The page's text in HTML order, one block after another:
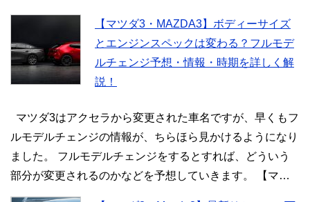
【マツダ3・MAZDA3】ボディーサイズ
とエンジンスペックは変わる？フルモデ
ルチェンジ予想・情報・時期を詳しく解
説！
マツダ3はアクセラから変更された車名ですが、早くもフ
ルモデルチェンジの情報が、ちらほら見かけるようになり
ました。 フルモデルチェンジをするとすれば、どういう
部分が変更されるのかなどを予想していきます。 【マ…